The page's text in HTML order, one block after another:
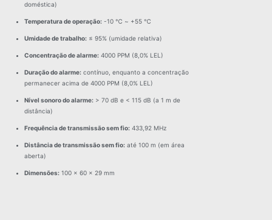
doméstica)
Temperatura de operação: -10 ℃ ~ +55 ℃
Umidade de trabalho: ≤ 95% (umidade relativa)
Concentração de alarme: 4000 PPM (8,0% LEL)
Duração do alarme: contínuo, enquanto a concentração
permanecer acima de 4000 PPM (8,0% LEL)
Nível sonoro do alarme: > 70 dB e < 115 dB (a 1 m de
distância)
Frequência de transmissão sem fio: 433,92 MHz
Distância de transmissão sem fio: até 100 m (em área
aberta)
Dimensões: 100 × 60 × 29 mm